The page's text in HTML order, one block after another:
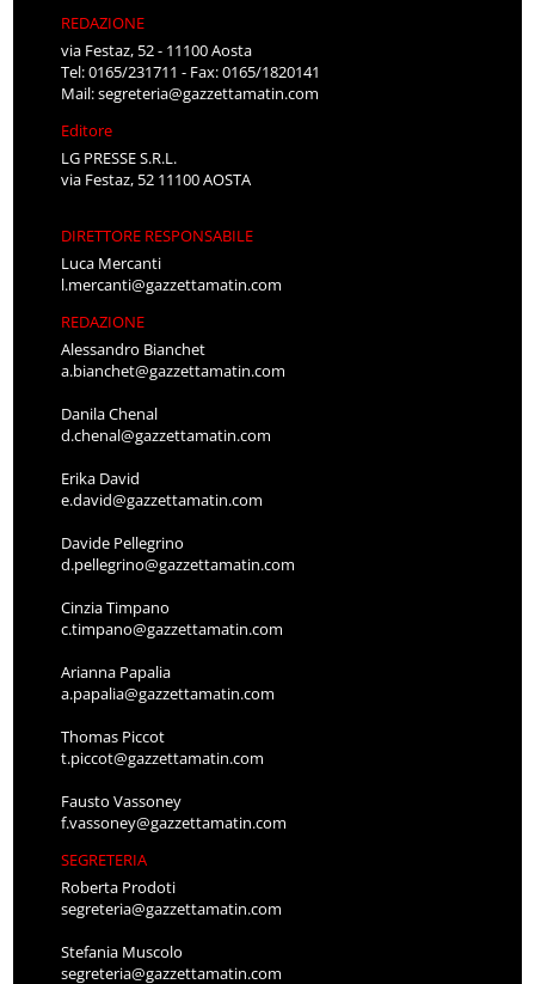
REDAZIONE
via Festaz, 52 - 11100 Aosta
Tel: 0165/231711 - Fax: 0165/1820141
Mail:segreteria@gazzettamatin.com
Editore
LG PRESSE S.R.L.
via Festaz, 52 11100 AOSTA
DIRETTORE RESPONSABILE
Luca Mercanti
l.mercanti@gazzettamatin.com
REDAZIONE
Alessandro Bianchet
a.bianchet@gazzettamatin.com
Danila Chenal
d.chenal@gazzettamatin.com
Erika David
e.david@gazzettamatin.com
Davide Pellegrino
d.pellegrino@gazzettamatin.com
Cinzia Timpano
c.timpano@gazzettamatin.com
Arianna Papalia
a.papalia@gazzettamatin.com
Thomas Piccot
t.piccot@gazzettamatin.com
Fausto Vassoney
f.vassoney@gazzettamatin.com
SEGRETERIA
Roberta Prodoti
segreteria@gazzettamatin.com
Stefania Muscolo
segreteria@gazzettamatin.com